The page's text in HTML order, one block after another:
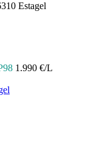
Estagel
1.990 €/L